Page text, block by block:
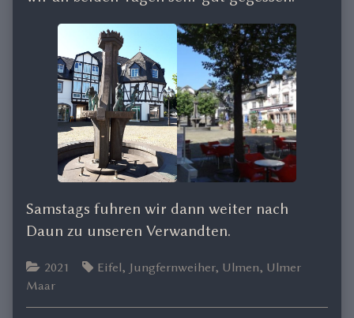
Samstags fuhren wir dann weiter nach
Daun zu unseren Verwandten.
Categories
2021 Tags
Eifel, Jungfernweiher, Ulmen, Ulmer
Maar